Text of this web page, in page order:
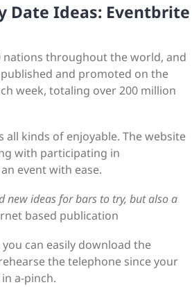
Date Ideas: Eventbrite
nations throughout the world, and
and promoted on the
week, totaling over 200 million
kinds of enjoyable. The website
with participating in
event with ease.
new ideas for bars to try, but also a
based publication
can easily download the
the telephone since your
a-pinch.